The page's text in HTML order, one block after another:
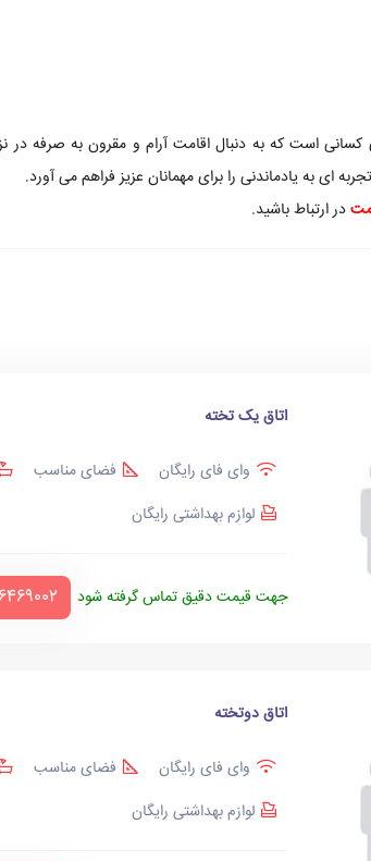
کسانی است که به دنبال اقامت آرام و مقرون به صرفه در
ای به یادماندنی را برای مهمانان عزیز فراهم می آورد.
در ارتباط باشید.
اتاق یک تخته
وای فای رایگان فضای مناسب
لوازم بهداشتی رایگان
جهت قیمت دقیق تماس گرفته شود
اتاق دوتخته
وای فای رایگان فضای مناسب
لوازم بهداشتی رایگان